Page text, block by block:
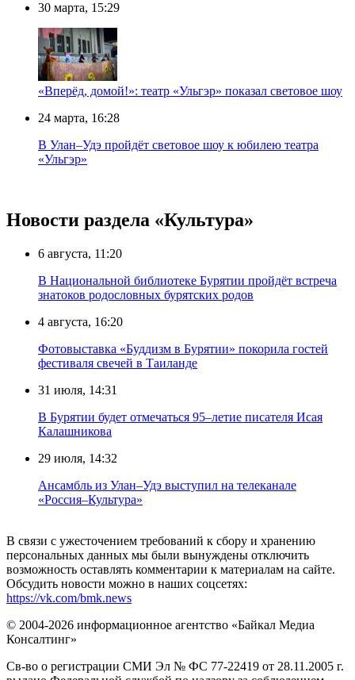
30 марта, 15:29
«Вперёд, домой!»: театр «Ульгэр» показал световое шоу
24 марта, 16:28
В Улан–Удэ пройдёт световое шоу к юбилею театра
«Ульгэр»
Новости раздела «Культура»
6 августа, 11:20
В Национальной библиотеке Бурятии пройдёт встреча
знатоков родословных бурятских родов
4 августа, 16:20
Фотовыставка «Буддизм в Бурятии» покорила гостей
фестиваля свечей в Таиланде
31 июля, 14:31
В Бурятии будет отмечаться 95–летие писателя Исая
Калашникова
29 июля, 14:32
Ансамбль из Улан–Удэ выступил на телеканале
«Россия–Культура»
В связи с ужесточением требований к сбору и хранению
персональных данных мы были вынуждены отключить
возможность оставлять комментарии к материалам на сайте.
Обсудить новости можно в наших соцсетях:
https://vk.com/bmk.news
© 2004-2026 информационное агентство «Байкал Медиа
Консалтинг»
Св-во о регистрации СМИ Эл № ФС 77-22419 от 28.11.2005 г.